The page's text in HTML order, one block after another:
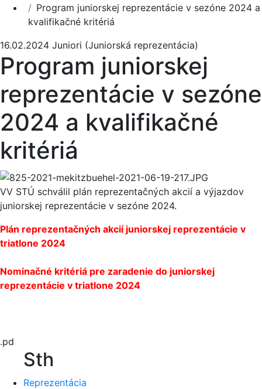
Program juniorskej reprezentácie v sezóne 2024 a
kvalifikačné kritériá
16.02.2024 Juniori (Juniorská reprezentácia)
Program juniorskej
reprezentácie v sezóne
2024 a kvalifikačné
kritériá
VV STÚ schválil plán reprezentačných akcií a výjazdov
juniorskej reprezentácie v sezóne 2024.
Plán reprezentačných akcií juniorskej reprezentácie v
triatlone 2024
Nominačné kritériá pre zaradenie do juniorskej
reprezentácie v triatlone 2024
.pd
Sth
Reprezentácia